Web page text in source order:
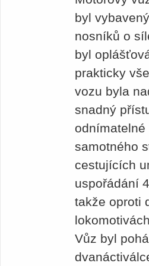
byl
nosníků o
byl
prakticky
vozu byla
snadný
samotného
cestujících
uspořádání
takže oproti
Vůz byl